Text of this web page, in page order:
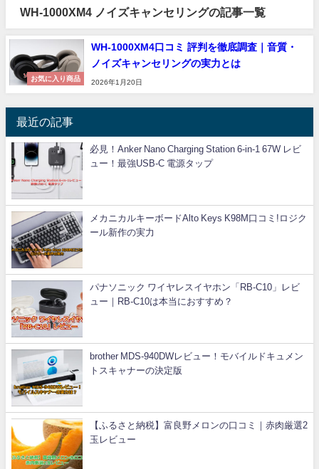
WH-1000XM4 ノイズキャンセリングの記事一覧
お気に入り商品
WH-1000XM4口コミ 評判を徹底調査｜音質・
ノイズキャンセリングの実力とは
2026年1月20日
最近の記事
必見！Anker Nano Charging Station 6-in-1 67W レビ
ュー！最強USB-C 電源タップ
メカニカルキーボードAlto Keys K98M口コミ!ロジク
ール新作の実力
パナソニック ワイヤレスイヤホン「RB-C10」レビ
ュー｜RB-C10は本当におすすめ？
brother MDS-940DWレビュー！モバイルドキュメン
トスキャナーの決定版
【ふるさと納税】富良野メロンの口コミ｜赤肉厳選2
玉レビュー